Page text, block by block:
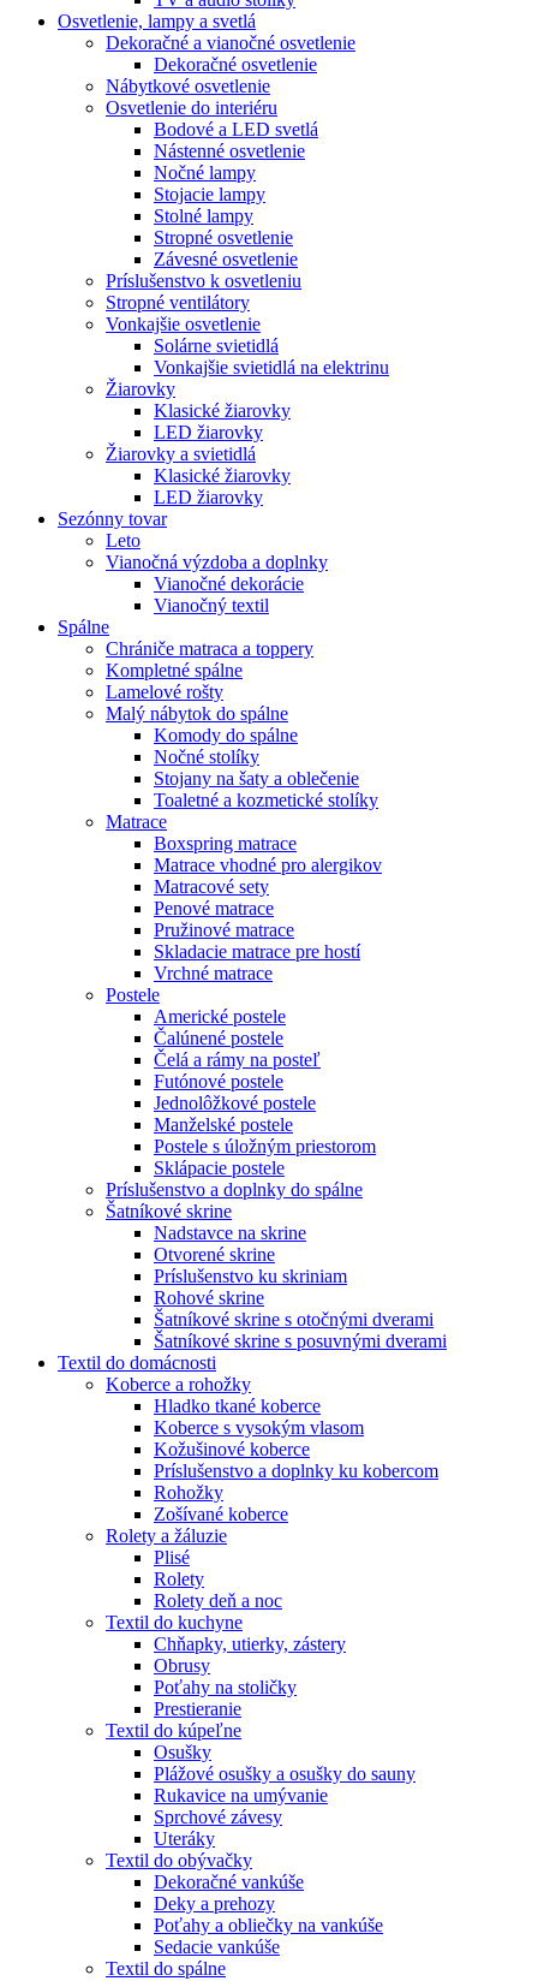
Osvetlenie, lampy a svetlá
Dekoračné a vianočné osvetlenie
Dekoračné osvetlenie
Nábytkové osvetlenie
Osvetlenie do interiéru
Bodové a LED svetlá
Nástenné osvetlenie
Nočné lampy
Stojacie lampy
Stolné lampy
Stropné osvetlenie
Závesné osvetlenie
Príslušenstvo k osvetleniu
Stropné ventilátory
Vonkajšie osvetlenie
Solárne svietidlá
Vonkajšie svietidlá na elektrinu
Žiarovky
Klasické žiarovky
LED žiarovky
Žiarovky a svietidlá
Klasické žiarovky
LED žiarovky
Sezónny tovar
Leto
Vianočná výzdoba a doplnky
Vianočné dekorácie
Vianočný textil
Spálne
Chrániče matraca a toppery
Kompletné spálne
Lamelové rošty
Malý nábytok do spálne
Komody do spálne
Nočné stolíky
Stojany na šaty a oblečenie
Toaletné a kozmetické stolíky
Matrace
Boxspring matrace
Matrace vhodné pro alergikov
Matracové sety
Penové matrace
Pružinové matrace
Skladacie matrace pre hostí
Vrchné matrace
Postele
Americké postele
Čalúnené postele
Čelá a rámy na posteľ
Futónové postele
Jednolôžkové postele
Manželské postele
Postele s úložným priestorom
Sklápacie postele
Príslušenstvo a doplnky do spálne
Šatníkové skrine
Nadstavce na skrine
Otvorené skrine
Príslušenstvo ku skriniam
Rohové skrine
Šatníkové skrine s otočnými dverami
Šatníkové skrine s posuvnými dverami
Textil do domácnosti
Koberce a rohožky
Hladko tkané koberce
Koberce s vysokým vlasom
Kožušinové koberce
Príslušenstvo a doplnky ku kobercom
Rohožky
Zošívané koberce
Rolety a žáluzie
Plisé
Rolety
Rolety deň a noc
Textil do kuchyne
Chňapky, utierky, zástery
Obrusy
Poťahy na stoličky
Prestieranie
Textil do kúpeľne
Osušky
Plážové osušky a osušky do sauny
Rukavice na umývanie
Sprchové závesy
Uteráky
Textil do obývačky
Dekoračné vankúše
Deky a prehozy
Poťahy a obliečky na vankúše
Sedacie vankúše
Textil do spálne